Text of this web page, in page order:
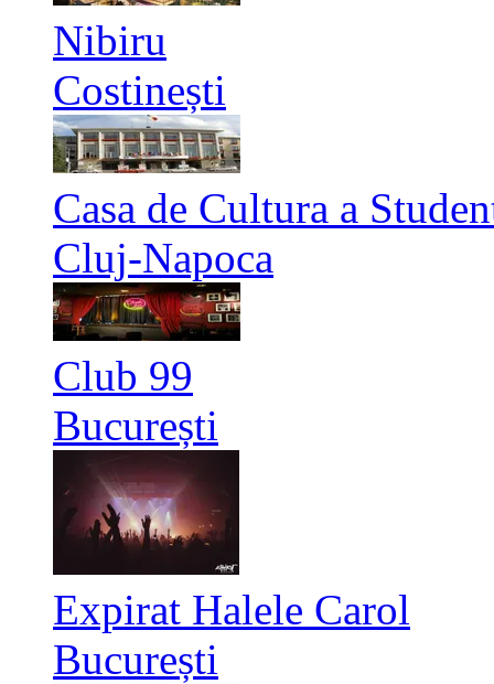
Nibiru
Costinești
Casa de Cultura a
Cluj-Napoca
Club 99
București
Expirat Halele Carol
București